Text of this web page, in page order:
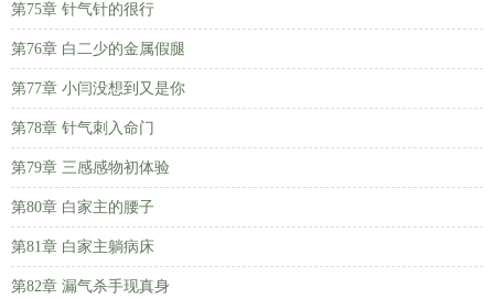
第75章 针气针的很行
第76章 白二少的金属假腿
第77章 小闫没想到又是你
第78章 针气刺入命门
第79章 三感感物初体验
第80章 白家主的腰子
第81章 白家主躺病床
第82章 漏气杀手现真身